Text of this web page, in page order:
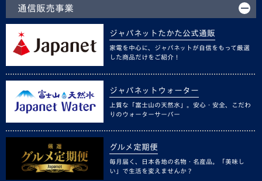
通信販売事業
ジャパネットたかた公式通販
家電を中心に、ジャパネットが自信をもって厳選
した商品だけをご紹介！
ジャパネットウォーター
上質な「富士山の天然水」。安心・安全、こだわ
りのウォーターサーバー
グルメ定期便
毎月届く、日本各地の名物・名産品。「美味し
い」で生活を変えませんか？